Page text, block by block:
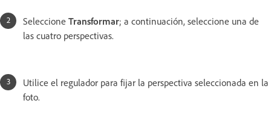
Seleccione Transformar; a continuación, seleccione una de
las cuatro perspectivas.
Utilice el regulador para fijar la perspectiva seleccionada en la
foto.